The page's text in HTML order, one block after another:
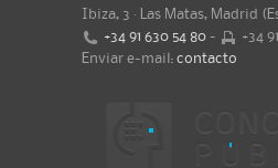
Ibiza, 3 · Las Matas, Madrid
+34 91 630 54 80 -
+34
Enviar e-mail: contacto